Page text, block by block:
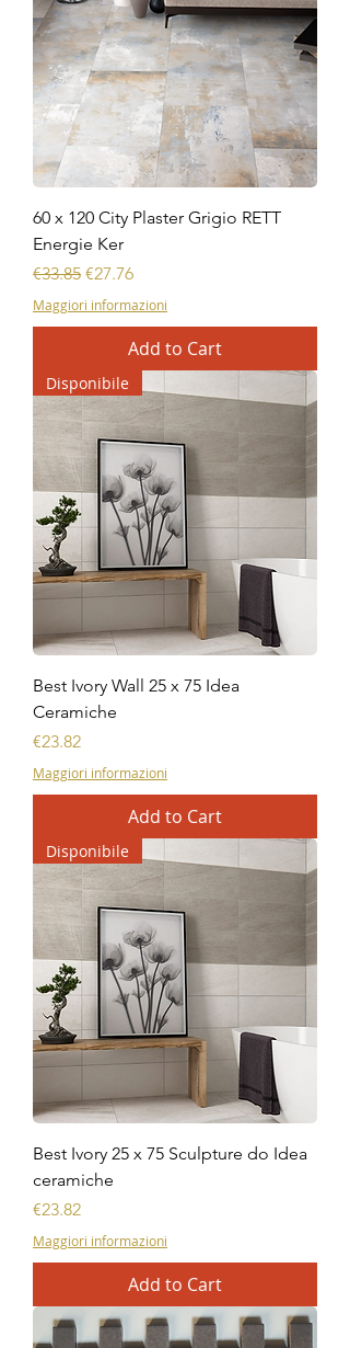
60 x 120 City Plaster Grigio RETT
Energie Ker
Regular Price
€33.85 Sale Price
€27.76
Maggiori informazioni
Add to Cart
Disponibile
Best Ivory Wall 25 x 75 Idea
Ceramiche
Price
€23.82
Maggiori informazioni
Add to Cart
Disponibile
Best Ivory 25 x 75 Sculpture do Idea
ceramiche
Price
€23.82
Maggiori informazioni
Add to Cart